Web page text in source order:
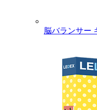
脳バランサー